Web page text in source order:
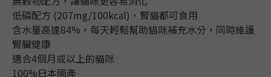
1
0
低磷配方 (207mg/100kcal)，腎貓都可食用
含水量高達84%，每天輕鬆幫助貓咪補充水分，同時維護
腎臟健康
適合4個月或以上的貓咪
100%日本國產